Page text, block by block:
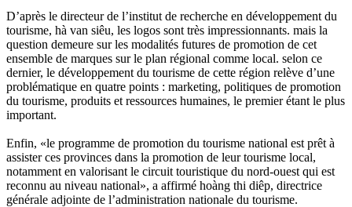
D’après le directeur de l’institut de recherche en développement du
tourisme, hà van siêu, les logos sont très impressionnants. mais la
question demeure sur les modalités futures de promotion de cet
ensemble de marques sur le plan régional comme local. selon ce
dernier, le développement du tourisme de cette région relève d’une
problématique en quatre points : marketing, politiques de promotion
du tourisme, produits et ressources humaines, le premier étant le plus
important.
Enfin, «le programme de promotion du tourisme national est prêt à
assister ces provinces dans la promotion de leur tourisme local,
notamment en valorisant le circuit touristique du nord-ouest qui est
reconnu au niveau national», a affirmé hoàng thi diêp, directrice
générale adjointe de l’administration nationale du tourisme.